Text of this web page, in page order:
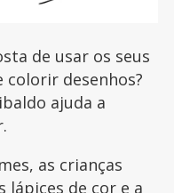
de usar os seus
desenhos?
ajuda a
as crianças
lápices de cor e a